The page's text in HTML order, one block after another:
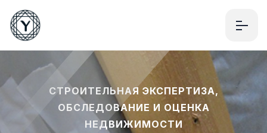
СТРОИТЕЛЬНАЯ ЭКСПЕРТИЗА,
ОБСЛЕДОВАНИЕ И ОЦЕНКА
НЕДВИЖИМОСТИ